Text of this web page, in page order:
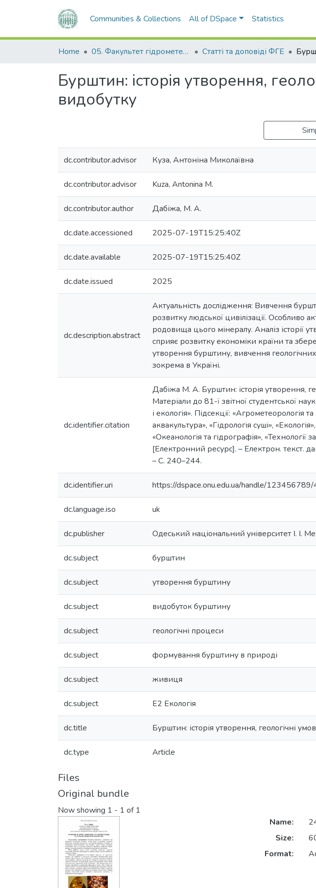
Communities & Collections All of DSpace Statistics
Home 05. Факультет гідрометеорології і екології Статті та доповіді ФГЕ
Бурштин: історія утворення,
видобутку
dc.contributor.advisor Куза, Антоніна Миколаївна
dc.contributor.advisor Kuza, Antonina M.
dc.contributor.author Дабіжа, М. А.
dc.date.accessioned 2025-07-19T15:25:40Z
dc.date.available 2025-07-19T15:25:40Z
dc.date.issued 2025
dc.description.abstract
Актуальність дослідження: Вивчення
розвитку людської цивілізації. Особливо
родовища цього мінералу. Аналіз історії
сприяє розвитку економіки країни та
утворення бурштину, вивчення
зокрема в Україні.
dc.identifier.citation
Дабіжа М. А. Бурштин: історія утворення,
Матеріали до 81-ї звітної студентської
і екологія». Підсекції: «Агрометеорологія
аквакультура», «Гідрологія суші»,
«Океанологія та гідрографія»,
[Електронний ресурс]. – Електрон. текст.
– С. 240–244.
dc.identifier.uri https://dspace.onu.edu.ua/handle/
dc.language.iso uk
dc.publisher Одеський національний університет І. І.
dc.subject бурштин
dc.subject утворення бурштину
dc.subject видобуток бурштину
dc.subject геологічні процеси
dc.subject формування бурштину в природі
dc.subject живиця
dc.subject Е2 Екологія
dc.title Бурштин: історія утворення, геологічні
dc.type Article
Files
Original bundle
Now showing 1 - 1 of 1
Name:
Size:
Format: